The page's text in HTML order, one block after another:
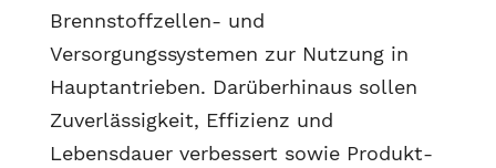
Brennstoffzellen- und
Versorgungssystemen zur Nutzung in
Hauptantrieben. Darüberhinaus sollen
Zuverlässigkeit, Effizienz und
Lebensdauer verbessert sowie Produkt-